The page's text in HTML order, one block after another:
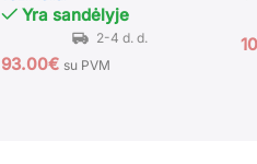
Yra sandėlyje
93.00€ su PVM